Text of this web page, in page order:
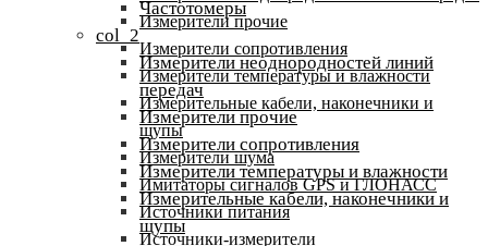
Измерители прочие
Измерители сопротивления
Измерители температуры и влажности
Измерительные кабели, наконечники и
щупы
Измерители шума
Имитаторы сигналов GPS и ГЛОНАСС
Источники питания
Источники-измерители
Частотомеры
col_2
Измерители неоднородностей линий
передач
Измерители прочие
Измерители сопротивления
Измерители температуры и влажности
Измерительные кабели, наконечники и
щупы